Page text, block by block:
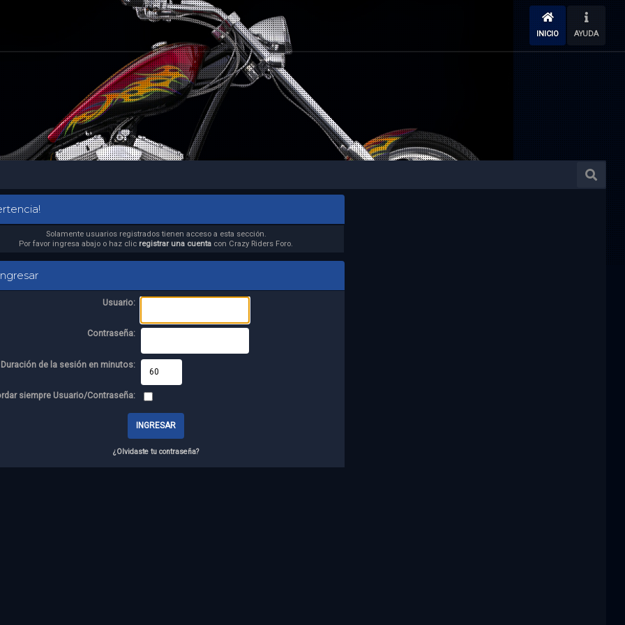
INICIO AYUDA
Solamente usuarios registrados tienen acceso a esta sección.
Por favor ingresa abajo o haz clic registrar una cuenta con Crazy Riders Foro.
Usuario:
Contraseña:
Duración de la sesión en minutos:
siempre Usuario/Contraseña:
¿Olvidaste tu contraseña?